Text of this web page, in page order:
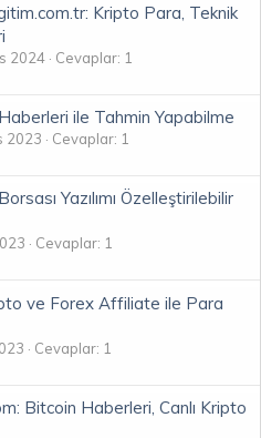
Kripto Para, Teknik
2024
Cevaplar: 1
ile Tahmin Yapabilme
2023
Cevaplar: 1
Yazılımı Özelleştirilebilir
Cevaplar: 1
ve Forex Affiliate ile Para
Cevaplar: 1
Bitcoin Haberleri, Canlı Kripto